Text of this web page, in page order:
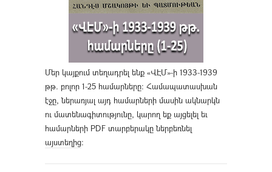
Մեր կայքում տեղադրել ենք «ՎԷՄ»-ի 1933-1939
թթ. բոլոր 1-25 համարները։ Համապատասխան
էջը, ներառյալ այդ համարների մասին ակնարկն
ու մատենագիտությունը, կարող եք այցելել եւ
համարների PDF տարբերակը ներբեռնել
այստեղից։